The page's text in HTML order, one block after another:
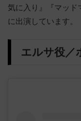
気に入り』『マッド
に出演しています。
エルサ役／